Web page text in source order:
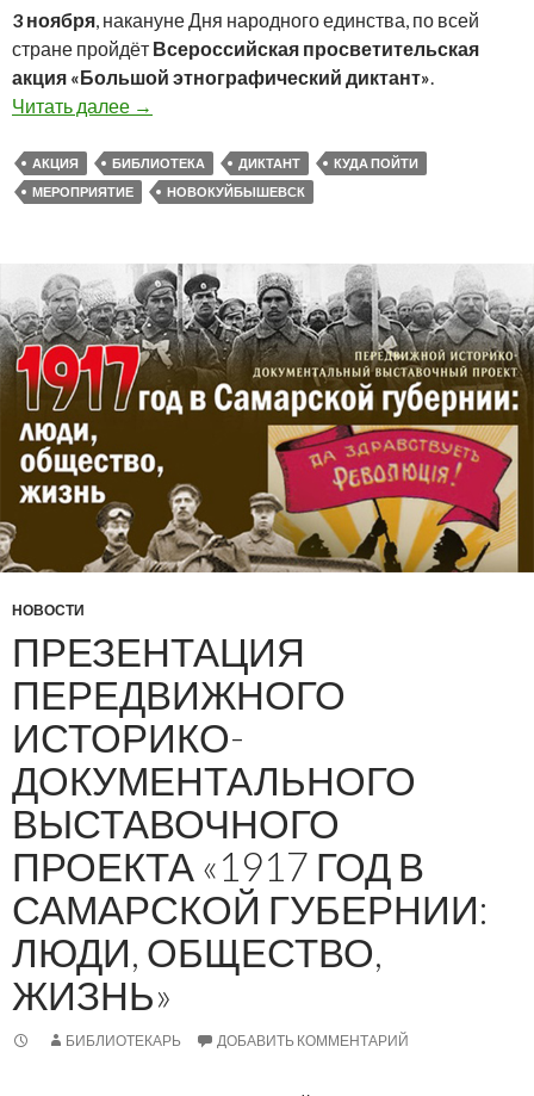
3 ноября , накануне Дня народного единства, по всей
стране пройдёт Всероссийская просветительская
акция «Большой этнографический диктант»
Читать далее
Всероссийская просветительская акция
→
АКЦИЯ БИБЛИОТЕКА ДИКТАНТ
КУДА ПОЙТИ
МЕРОПРИЯТИЕ
НОВОКУЙБЫШЕВСК
НОВОСТИ
ПРЕЗЕНТАЦИЯ
ПЕРЕДВИЖНОГО
ИСТОРИКО-
ДОКУМЕНТАЛЬНОГО
ВЫСТАВОЧНОГО
ПРОЕКТА «1917 ГОД В
САМАРСКОЙ ГУБЕРНИИ:
ЛЮДИ, ОБЩЕСТВО,
ЖИЗНЬ»
БИБЛИОТЕКАРЬ ДОБАВИТЬ КОММЕНТАРИЙ